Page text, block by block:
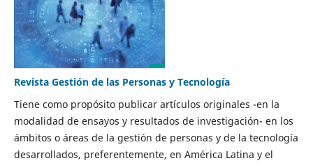
Revista Gestión de las Personas y Tecnología
Tiene como propósito publicar artículos originales -en la
modalidad de ensayos y resultados de investigación- en los
ámbitos o áreas de la gestión de personas y de la tecnología
desarrollados, preferentemente, en América Latina y el